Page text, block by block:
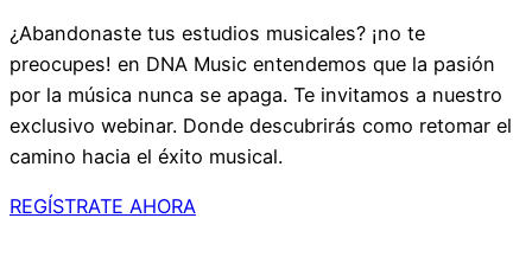
¿Abandonaste tus estudios musicales? ¡no te
preocupes! en DNA Music entendemos que la pasión
por la música nunca se apaga. Te invitamos a nuestro
exclusivo webinar. Donde descubrirás como retomar el
camino hacia el éxito musical.
REGÍSTRATE AHORA